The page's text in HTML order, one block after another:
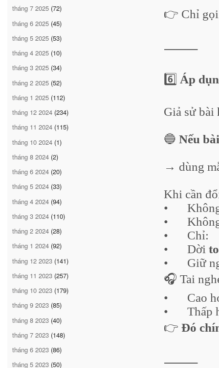
tháng 7 2025 (72)
tháng 6 2025 (45)
tháng 5 2025 (53)
tháng 4 2025 (10)
tháng 3 2025 (34)
tháng 2 2025 (52)
tháng 1 2025 (112)
tháng 12 2024 (234)
tháng 11 2024 (115)
tháng 10 2024 (1)
tháng 8 2024 (2)
tháng 6 2024 (20)
tháng 5 2024 (33)
tháng 4 2024 (94)
tháng 3 2024 (110)
tháng 2 2024 (28)
tháng 1 2024 (92)
tháng 12 2023 (141)
tháng 11 2023 (257)
tháng 10 2023 (179)
tháng 9 2023 (85)
tháng 8 2023 (40)
tháng 7 2023 (148)
tháng 6 2023 (86)
tháng 5 2023 (50)
👉 Chỉ
⸻
6️⃣ Áp
Giả sử bài
🔵 Nếu
→ dùng
Khi cần
•
•
•
Chỉ:
•
Dời
•
Giữ
🎧 Tai
•
Cao
•
Thấp
👉 Đó
⸻